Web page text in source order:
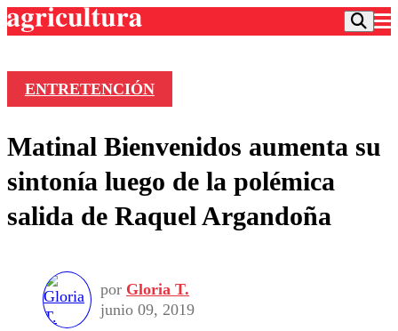
Frecuencias
Agricultura TV
Deportes
Colo Colo
Seleccion Chilena
Torneo Internacional
Entretención
Economía
Internacional
Publicaciones en medios
Opinión
ENTRETENCIÓN
Matinal Bienvenidos aumenta su
sintonía luego de la polémica
salida de Raquel Argandoña
por Gloria T.
junio 09, 2019